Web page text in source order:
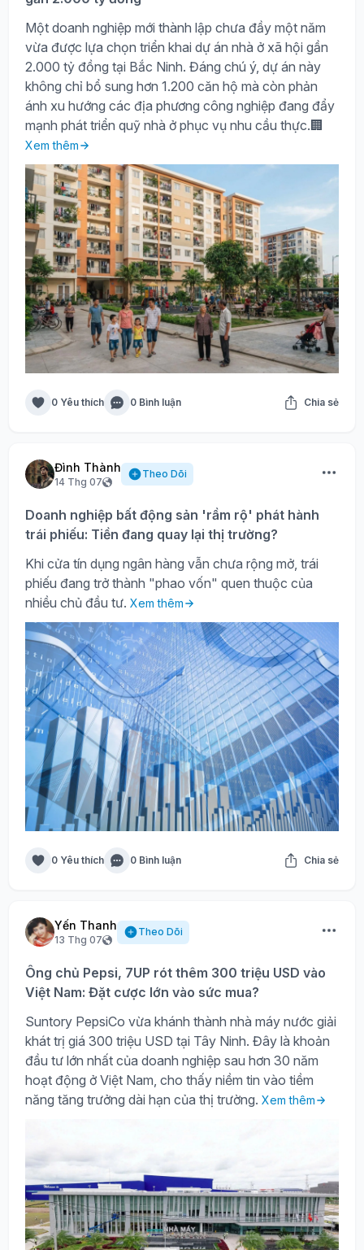
Một doanh nghiệp mới thành lập chưa đầy một năm
vừa được lựa chọn triển khai dự án nhà ở xã hội gần
2.000 tỷ đồng tại Bắc Ninh. Đáng chú ý, dự án này
không chỉ bổ sung hơn 1.200 căn hộ mà còn phản
ánh xu hướng các địa phương công nghiệp đang đẩy
mạnh phát triển quỹ nhà ở phục vụ nhu cầu thực.🏢
Xem thêm
0 Yêu thích 0 Bình luận Chia sẻ
Đình Thành
14 Thg 07
Theo Dõi
Doanh nghiệp bất động sản 'rầm rộ' phát hành
trái phiếu: Tiền đang quay lại thị trường?
Khi cửa tín dụng ngân hàng vẫn chưa rộng mở, trái
phiếu đang trở thành "phao vốn" quen thuộc của
nhiều chủ đầu tư. Xem thêm
0 Yêu thích 0 Bình luận Chia sẻ
Yến Thanh
13 Thg 07
Theo Dõi
Ông chủ Pepsi, 7UP rót thêm 300 triệu USD vào
Việt Nam: Đặt cược lớn vào sức mua?
Suntory PepsiCo vừa khánh thành nhà máy nước giải
khát trị giá 300 triệu USD tại Tây Ninh. Đây là khoản
đầu tư lớn nhất của doanh nghiệp sau hơn 30 năm
hoạt động ở Việt Nam, cho thấy niềm tin vào tiềm
năng tăng trưởng dài hạn của thị trường. Xem thêm